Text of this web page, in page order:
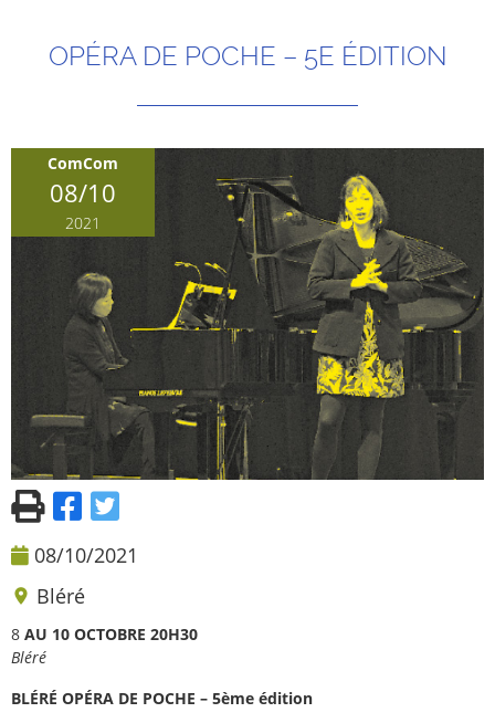
OPÉRA DE POCHE – 5E ÉDITION
ComCom
08/10
2021
08/10/2021
Bléré
8 AU 10 OCTOBRE 20H30
Bléré
BLÉRÉ OPÉRA DE POCHE – 5ème édition